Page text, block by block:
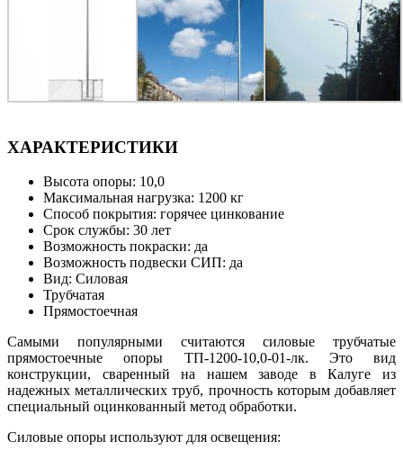
ХАРАКТЕРИСТИКИ
Высота опоры: 10,0
Максимальная нагрузка: 1200 кг
Способ покрытия: горячее цинкование
Срок службы: 30 лет
Возможность покраски: да
Возможность подвески СИП: да
Вид: Силовая
Трубчатая
Прямостоечная
Самыми популярными считаются силовые трубчатые
прямостоечные опоры ТП-1200-10,0-01-лк. Это вид
конструкции, сваренный на нашем заводе в Калуге из
надежных металлических труб, прочность которым добавляет
специальный оцинкованный метод обработки.
Силовые опоры используют для освещения: